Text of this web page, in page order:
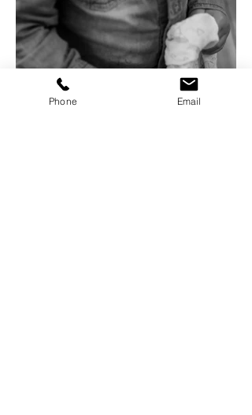
Phone Email